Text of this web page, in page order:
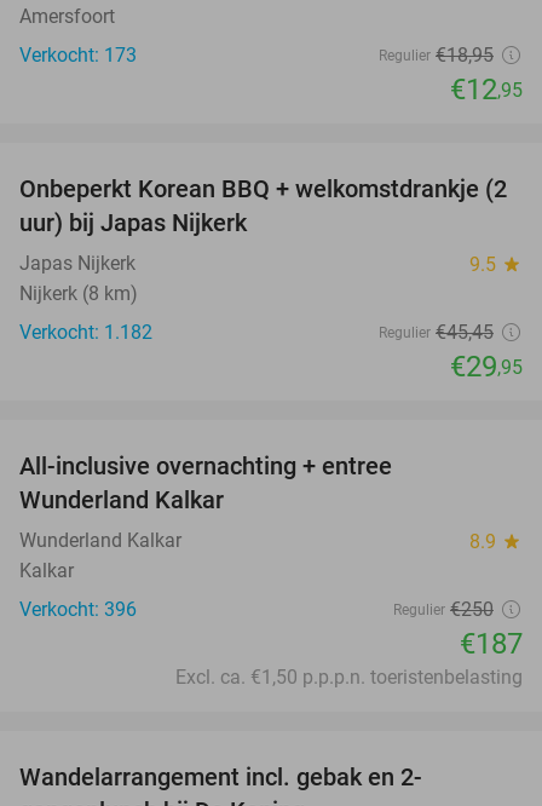
Amersfoort
Verkocht: 173
Regulier €18,95
€12,95
34%
Onbeperkt Korean BBQ + welkomstdrankje (2
uur) bij Japas Nijkerk
Japas Nijkerk 9.5 star
Nijkerk (8 km)
Verkocht: 1.182
Regulier €45,45
€29,95
All-inclusive overnachting + entree
Wunderland Kalkar
Wunderland Kalkar 8.9 star
Kalkar
Verkocht: 396
Regulier €250
€187
Excl. ca. €1,50 p.p.p.n. toeristenbelasting
Wandelarrangement incl. gebak en 2-